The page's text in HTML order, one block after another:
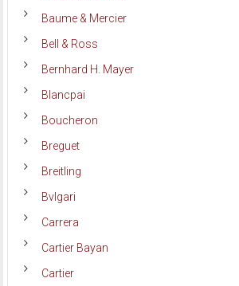
Baume & Mercier
Bell & Ross
Bernhard H. Mayer
Blancpai
Boucheron
Breguet
Breitling
Bvlgari
Carrera
Cartier Bayan
Cartier